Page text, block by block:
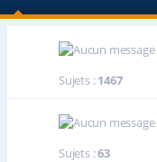
Sujets :1467
Sujets :63